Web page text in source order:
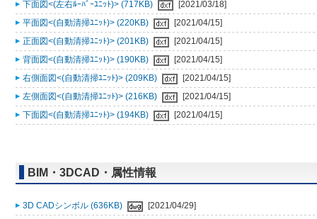
下面図<(左右ﾙｰﾊﾞｰﾕﾆｯﾄ)> (717KB)
[2021/03/18]
平面図<(自動清掃ﾕﾆｯﾄ)> (220KB)
[2021/04/15]
正面図<(自動清掃ﾕﾆｯﾄ)> (201KB)
[2021/04/15]
背面図<(自動清掃ﾕﾆｯﾄ)> (190KB)
[2021/04/15]
右側面図<(自動清掃ﾕﾆｯﾄ)> (209KB)
[2021/04/15]
左側面図<(自動清掃ﾕﾆｯﾄ)> (216KB)
[2021/04/15]
下面図<(自動清掃ﾕﾆｯﾄ)> (194KB)
[2021/04/15]
BIM・3DCAD・属性情報
3D CADシンボル (636KB)
[2021/04/29]